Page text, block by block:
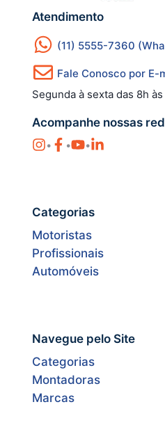
Atendimento
(11) 5555-7360
Fale Conosco por E-
Segunda à sexta das 8h às
Acompanhe nossas
• • •
Categorias
Motoristas
Profissionais
Automóveis
Navegue pelo Site
Categorias
Montadoras
Marcas